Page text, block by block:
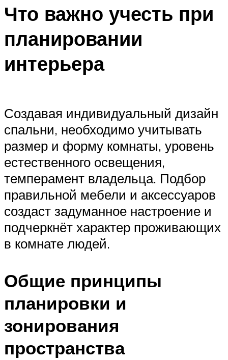
Что важно учесть при
планировании
интерьера
Создавая индивидуальный дизайн
спальни, необходимо учитывать
размер и форму комнаты, уровень
естественного освещения,
темперамент владельца. Подбор
правильной мебели и аксессуаров
создаст задуманное настроение и
подчеркнёт характер проживающих
в комнате людей.
Общие принципы
планировки и
зонирования
пространства